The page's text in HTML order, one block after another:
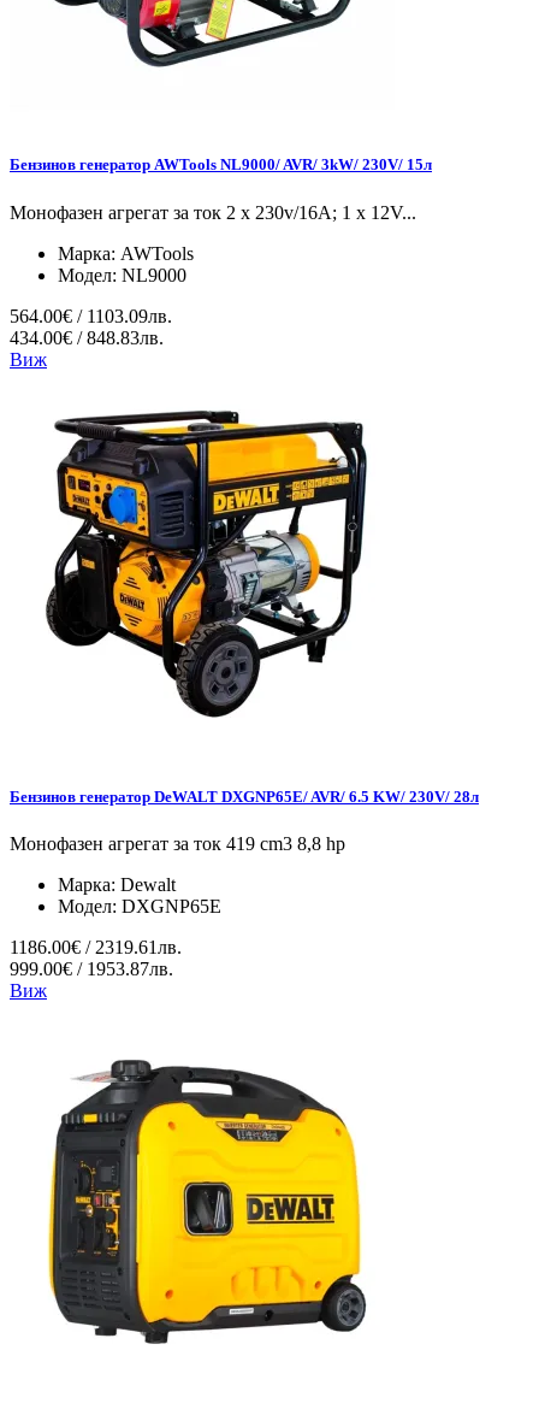
Бензинов генератор AWTools NL9000/ AVR/ 3kW/ 230V/ 15л
Монофазен агрегат за ток 2 x 230v/16A; 1 x 12V...
Марка: AWTools
Модел: NL9000
564.00€ / 1103.09лв.
434.00€ / 848.83лв.
Виж
Бензинов генератор DeWALT DXGNP65E/ AVR/ 6.5 KW/ 230V/ 28л
Монофазен агрегат за ток 419 cm3 8,8 hp
Марка: Dewalt
Модел: DXGNP65E
1186.00€ / 2319.61лв.
999.00€ / 1953.87лв.
Виж